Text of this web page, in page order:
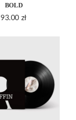
BOLD
93.00 zł